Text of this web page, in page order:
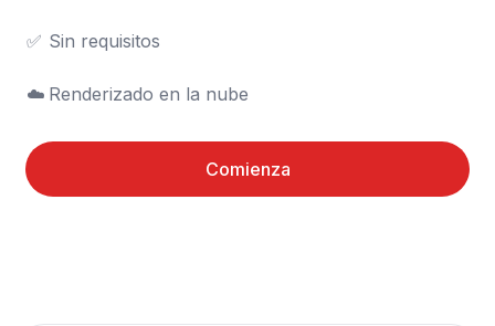
✅	Sin requisitos
☁️	Renderizado en la nube
Comienza